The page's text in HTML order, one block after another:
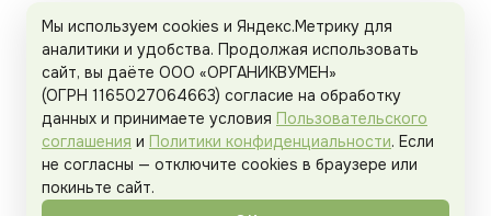
Рекламодателям Политика конфиденциальности
Пользовательское соглашение
Organicwoman.ru . Все права защищены.
Мы используем cookies и Яндекс.Метрику для
аналитики и удобства. Продолжая использовать
сайт, вы даёте ООО «ОРГАНИКВУМЕН»
(ОГРН 1165027064663) согласие на обработку
данных и принимаете условия Пользовательского
соглашения и Политики конфиденциальности. Если
не согласны — отключите cookies в браузере или
покиньте сайт.